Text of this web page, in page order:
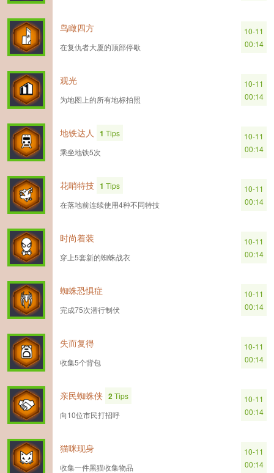
鸟瞰四方
在复仇者大厦的顶部停歇
10-11
00:14
观光
为地图上的所有地标拍照
10-11
00:14
地铁达人 1 Tips
乘坐地铁5次
10-11
00:14
花哨特技 1 Tips
在落地前连续使用4种不同特技
10-11
00:14
时尚着装
穿上5套新的蜘蛛战衣
10-11
00:14
蜘蛛恐惧症
完成75次潜行制伏
10-11
00:14
失而复得
收集5个背包
10-11
00:14
亲民蜘蛛侠 2Tips
向10位市民打招呼
10-11
00:14
猫咪现身
收集一件黑猫收集物品
10-11
00:14